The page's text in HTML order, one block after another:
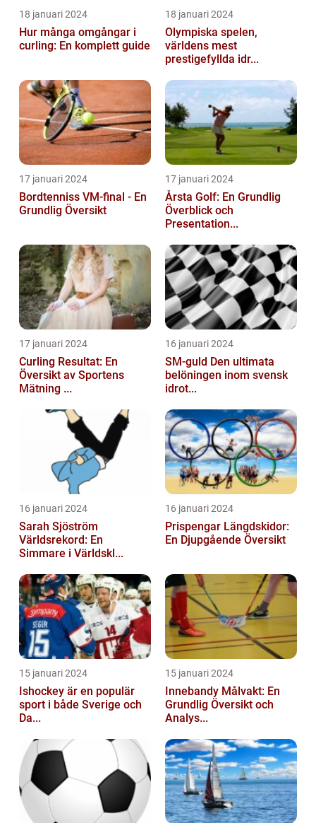
18 januari 2024
Hur många omgångar i
curling: En komplett guide
18 januari 2024
Olympiska spelen,
världens mest
prestigefyllda idr...
17 januari 2024
Bordtenniss VM-final - En
Grundlig Översikt
17 januari 2024
Årsta Golf: En Grundlig
Överblick och
Presentation...
17 januari 2024
Curling Resultat: En
Översikt av Sportens
Mätning ...
16 januari 2024
SM-guld Den ultimata
belöningen inom svensk
idrot...
16 januari 2024
Sarah Sjöström
Världsrekord: En
Simmare i Världskl...
16 januari 2024
Prispengar Längdskidor:
En Djupgående Översikt
15 januari 2024
Ishockey är en populär
sport i både Sverige och
Da...
15 januari 2024
Innebandy Målvakt: En
Grundlig Översikt och
Analys...